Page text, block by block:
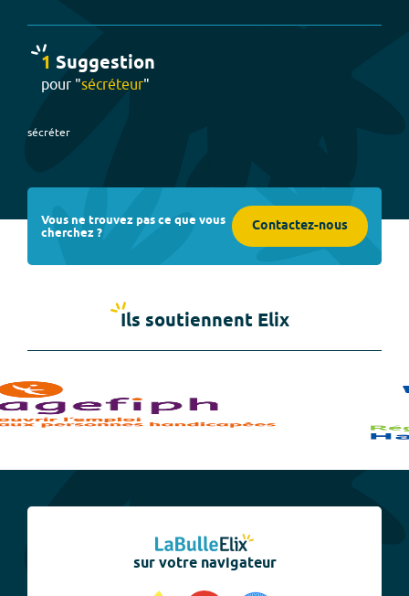
1 Suggestion
pour "sécréteur"
sécréter
Vous ne trouvez pas ce que vous
cherchez ? Contactez-nous
Ils soutiennent Elix
sur votre navigateur